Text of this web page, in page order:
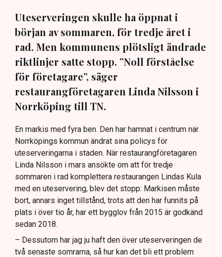
Uteserveringen skulle ha öppnat i
början av sommaren, för tredje året i
rad. Men kommunens plötsligt ändrade
riktlinjer satte stopp. ”Noll förståelse
för företagare”, säger
restaurangföretagaren Linda Nilsson i
Norrköping till TN.
En markis med fyra ben. Den har hamnat i centrum när
Norrköpings kommun ändrat sina policys för
uteserveringarna i staden. När restaurangföretagaren
Linda Nilsson i mars ansökte om att för tredje
sommaren i rad komplettera restaurangen Lindas Kula
med en uteservering, blev det stopp: Markisen måste
bort, annars inget tillstånd, trots att den har funnits på
plats i över tio år, har ett bygglov från 2015 är godkänd
sedan 2018.
– Dessutom har jag ju haft den över uteserveringen de
två senaste somrarna, så hur kan det bli ett problem